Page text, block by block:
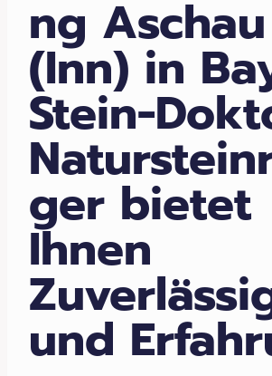
ng Aschau
(Inn) in
Stein-
ger bietet
Ihnen
und